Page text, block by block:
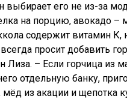
его не из-за
на порцию, авокадо
содержит витамин
просит добавить
– Если горчица из
отдельную банку,
из акации и щепотка